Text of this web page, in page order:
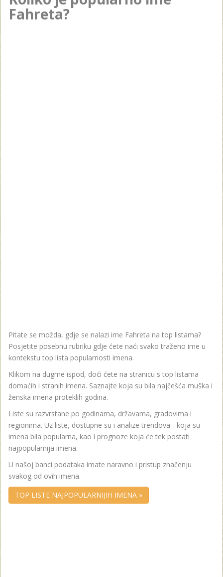
Fahreta?
Pitate se možda, gdje se nalazi ime Fahreta na top listama?
Posjetite posebnu rubriku gdje ćete naći svako traženo ime u
kontekstu top lista popularnosti imena.
Klikom na dugme ispod, doći ćete na stranicu s top listama
domaćih i stranih imena. Saznajte koja su bila najčešća muška i
ženska imena proteklih godina.
Liste su razvrstane po godinama, državama, gradovima i
regionima. Uz liste, dostupne su i analize trendova - koja su
imena bila popularna, kao i prognoze koja će tek postati
najpopularnija imena.
U našoj banci podataka imate naravno i pristup značenju
svakog od ovih imena.
TOP LISTE NAJPOPULARNIJIH IMENA »